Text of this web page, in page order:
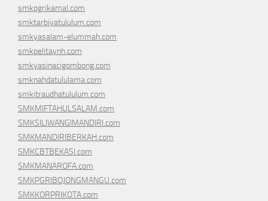
smkpgrikamal.com
smktarbiyatululum.com
smkyasalam-elummah.com
smkpelitaynh.com
smkyasinacigombong.com
smknahdatululama.com
smkitraudhatululum.com
SMKMIFTAHULSALAM.com
SMKSILIWANGIMANDIRI.com
SMKMANDIRIBERKAH.com
SMKCBTBEKASI.com
SMKMANAROFA.com
SMKPGRIBOJONGMANGU.com
SMKKORPRIKOTA.com